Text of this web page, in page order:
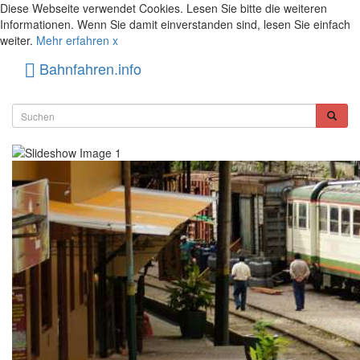
Diese Webseite verwendet Cookies. Lesen Sie bitte die weiteren
Informationen. Wenn Sie damit einverstanden sind, lesen Sie einfach
weiter. Mehr erfahren x
Bahnfahren.info